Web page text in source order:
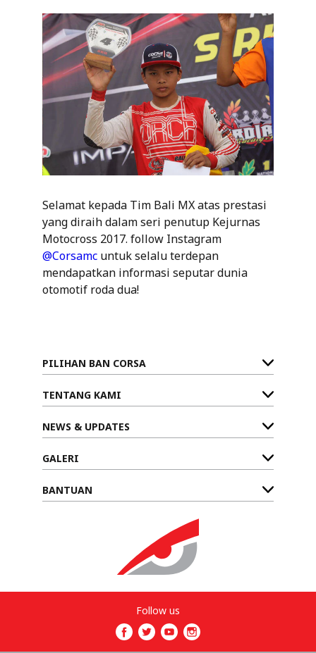
Selamat kepada Tim Bali MX atas prestasi
yang diraih dalam seri penutup Kejurnas
Motocross 2017. follow Instagram
@Corsamc untuk selalu terdepan
mendapatkan informasi seputar dunia
otomotif roda dua!
PILIHAN BAN CORSA
TENTANG KAMI
NEWS & UPDATES
GALERI
BANTUAN
Follow us